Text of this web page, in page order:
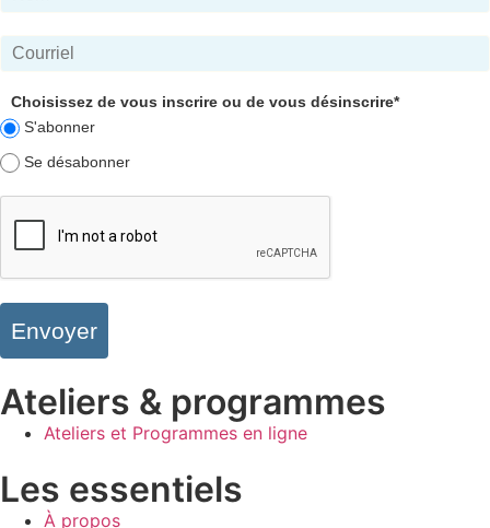
Choisissez de vous inscrire ou de vous désinscrire*
S'abonner
Se désabonner
Envoyer
Ateliers & programmes
Ateliers et Programmes en ligne
Les essentiels
À propos